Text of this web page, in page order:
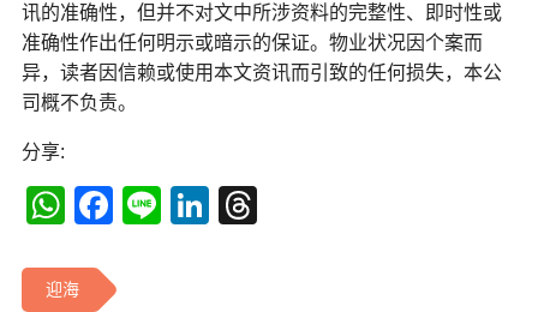
讯的准确性，但并不对文中所涉资料的完整性、即时性或
准确性作出任何明示或暗示的保证。物业状况因个案而
异，读者因信赖或使用本文资讯而引致的任何损失，本公
司概不负责。
分享:
WhatsApp
Facebook
LineLinkedIn
Threads
迎海